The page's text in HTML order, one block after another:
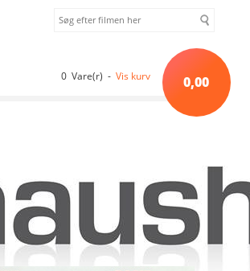
0 Vare(r) - Vis kurv 0,00
uden kategori DRIVING MISS DAISY [DVD]